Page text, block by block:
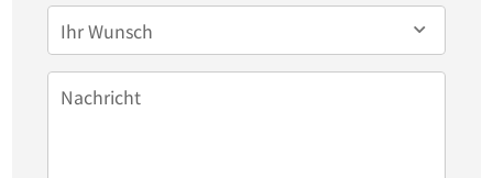
Ihr Wunsch
Nachricht